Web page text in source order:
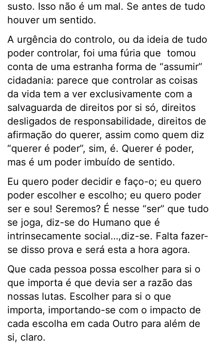
susto. Isso não é um mal. Se antes de tudo
houver um sentido.
A urgência do controlo, ou da ideia de tudo
poder controlar, foi uma fúria que tomou
conta de uma estranha forma de “assumir”
cidadania: parece que controlar as coisas
da vida tem a ver exclusivamente com a
salvaguarda de direitos por si só, direitos
desligados de responsabilidade, direitos de
afirmação do querer, assim como quem diz
“querer é poder”, sim, é. Querer é poder,
mas é um poder imbuído de sentido.
Eu quero poder decidir e faço-o; eu quero
poder escolher e escolho; eu quero poder
ser e sou! Seremos? É nesse “ser” que tudo
se joga, diz-se do Humano que é
intrinsecamente social…,diz-se. Falta fazer-
se disso prova e será esta a hora agora.
Que cada pessoa possa escolher para si o
que importa é que devia ser a razão das
nossas lutas. Escolher para si o que
importa, importando-se com o impacto de
cada escolha em cada Outro para além de
si, claro.